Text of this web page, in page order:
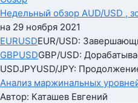
Недельный обзор AUD/USD ,
на 29 ноября 2021
EURUSDEUR/USD:
GBPUSDGBP/USD:
USDJPYUSD/JPY:
Анализ маржинальных
Автор: Каташев Евгений